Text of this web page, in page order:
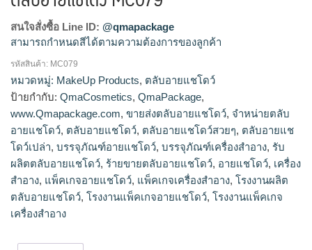
สนใจสั่งซื้อ Line ID: @qmapackage
สามารถกำหนดสีได้ตามความต้องการของลูกค้า
โรงงานผลิตตลับอายแชโดว์,รับผลิตตลับอายแชโดว์,ขายส่งตลับ
อายแชโดว์,จำหน่ายตลับอายแชโดว์,ร้ายขายตลับอายแช
โดว์,ตลับอายแชโดว์สวยๆ,ตลับอายแชโดว์เปล่า
รหัสสินค้า: MC079
หมวดหมู่: MakeUp Products, ตลับอายแชโดว์
ป้ายกำกับ: QmaCosmetics, QmaPackage,
www.Qmapackage.com, ขายส่งตลับอายแชโดว์, จำหน่ายตลับ
อายแชโดว์, ตลับอายแชโดว์, ตลับอายแชโดว์สวยๆ, ตลับอายแช
โดว์เปล่า, บรรจุภัณฑ์อายแชโดว์, บรรจุภัณฑ์เครื่องสำอาง, รับ
ผลิตตลับอายแชโดว์, ร้ายขายตลับอายแชโดว์, อายแชโดว์, เครื่อง
สำอาง, แพ็คเกจอายแชโดว์, แพ็คเกจเครื่องสำอาง, โรงงานผลิต
ตลับอายแชโดว์, โรงงานแพ็คเกจอายแชโดว์, โรงงานแพ็คเกจ
เครื่องสำอาง